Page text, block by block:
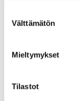
valinta
Välttämätön
Mieltymykset
Tilastot
digiostaminen